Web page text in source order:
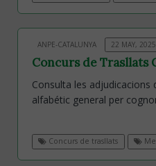
ANPE-CATALUNYA 22 MAY, 2025
Concurs de Trasllats
Consulta les adjudicacions
alfabétic general per
Concurs de trasllats